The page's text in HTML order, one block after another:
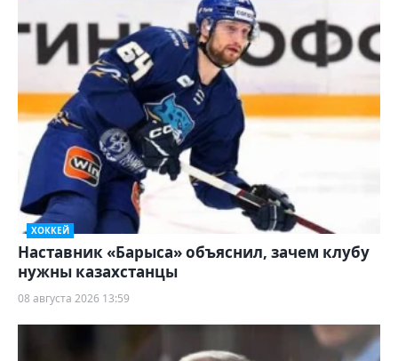
ХОККЕЙ
Наставник «Барыса» объяснил, зачем клубу
нужны казахстанцы
08 августа 2026 13:59